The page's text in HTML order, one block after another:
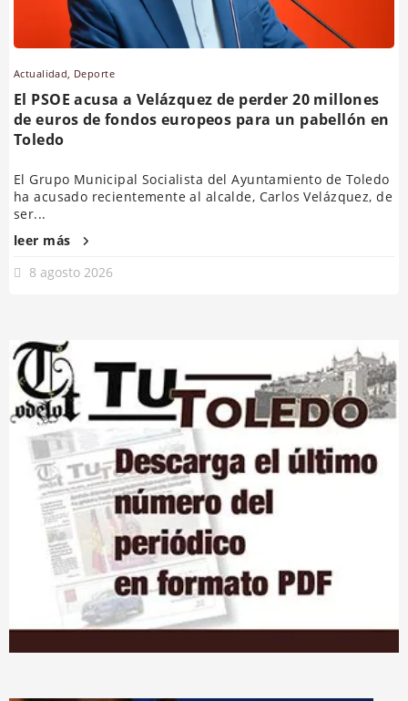
Actualidad, Deporte
El PSOE acusa a Velázquez de perder 20 millones
de euros de fondos europeos para un pabellón en
Toledo
El Grupo Municipal Socialista del Ayuntamiento de Toledo
ha acusado recientemente al alcalde, Carlos Velázquez, de
ser...
leer más
8 agosto 2026